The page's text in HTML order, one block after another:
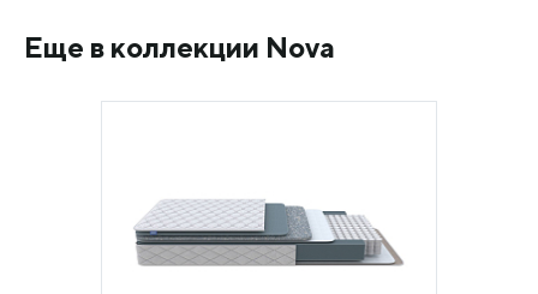
Еще в коллекции Nova